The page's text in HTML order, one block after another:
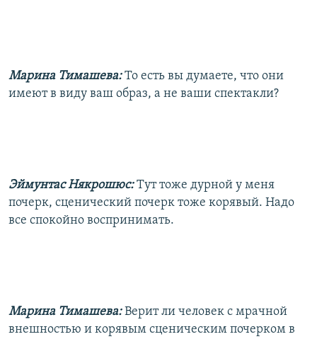
Марина Тимашева:То есть вы думаете, что они
имеют в виду ваш образ, а не ваши спектакли?
Эймунтас Някрошюс:Тут тоже дурной у меня
почерк, сценический почерк тоже корявый. Надо
все спокойно воспринимать.
Марина Тимашева:Верит ли человек с мрачной
внешностью и корявым сценическим почерком в